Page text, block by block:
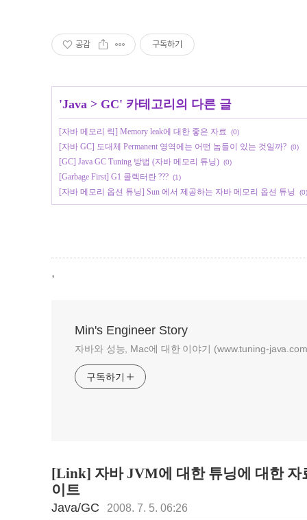
공감 구독하기
'Java > GC' 카테고리의 다른 글
[자바 메모리 릭] Memory leak에 대한 좋은 자료 (0)
[자바 GC] 도대체 Permanent 영역에는 어떤 놈들이 있는 것일까? (0)
[GC] Java GC Tuning 방법 (자바 메모리 튜닝) (0)
[Garbage First] G1 콜렉터란 ??? (1)
[자바 메모리 옵션 튜닝] Sun 에서 제공하는 자바 메모리 옵션 튜닝 (0)
,
Min's Engineer Story
자바와 성능, Mac에 대한 이야기 (www.tuning-
구독하기
[Link] 자바 JVM에 대한 튜닝에 대한 자
이트
Java/GC 2008. 7. 5. 06:26